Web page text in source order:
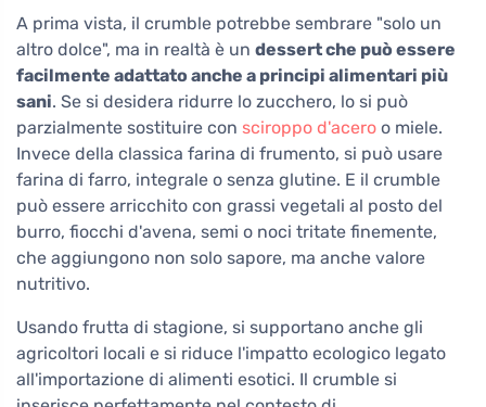
A prima vista, il crumble potrebbe sembrare "solo un
altro dolce", ma in realtà è un dessert che può essere
facilmente adattato anche a principi alimentari più
sani. Se si desidera ridurre lo zucchero, lo si può
parzialmente sostituire con sciroppo d'acero o miele.
Invece della classica farina di frumento, si può usare
farina di farro, integrale o senza glutine. E il crumble
può essere arricchito con grassi vegetali al posto del
burro, fiocchi d'avena, semi o noci tritate finemente,
che aggiungono non solo sapore, ma anche valore
nutritivo.
Usando frutta di stagione, si supportano anche gli
agricoltori locali e si riduce l'impatto ecologico legato
all'importazione di alimenti esotici. Il crumble si